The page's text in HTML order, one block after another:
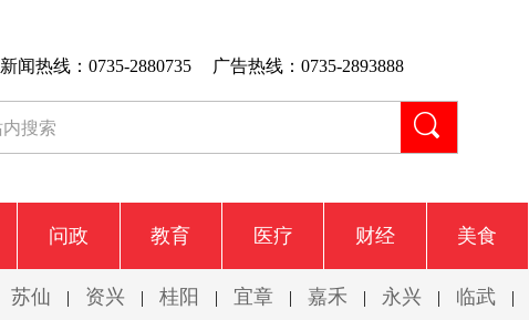
新闻热线：0735-2880735 广告热线：0735-2893888
问政 教育 医疗 财经 美食
苏仙 | 资兴 | 桂阳 | 宜章 | 嘉禾 | 永兴 | 临武 |